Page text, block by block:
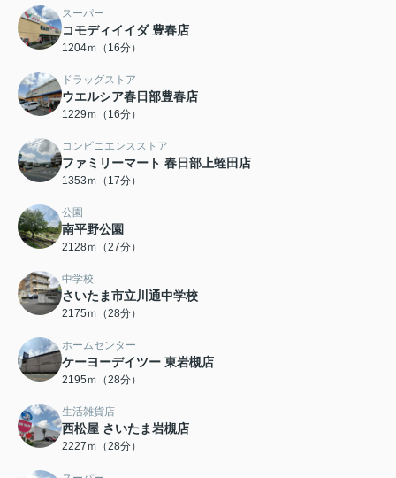
スーパー
コモディイイダ 豊春店
1204ｍ（16分）
ドラッグストア
ウエルシア春日部豊春店
1229ｍ（16分）
コンビニエンスストア
ファミリーマート 春日部上蛭田店
1353ｍ（17分）
公園
南平野公園
2128ｍ（27分）
中学校
さいたま市立川通中学校
2175ｍ（28分）
ホームセンター
ケーヨーデイツー 東岩槻店
2195ｍ（28分）
生活雑貨店
西松屋 さいたま岩槻店
2227ｍ（28分）